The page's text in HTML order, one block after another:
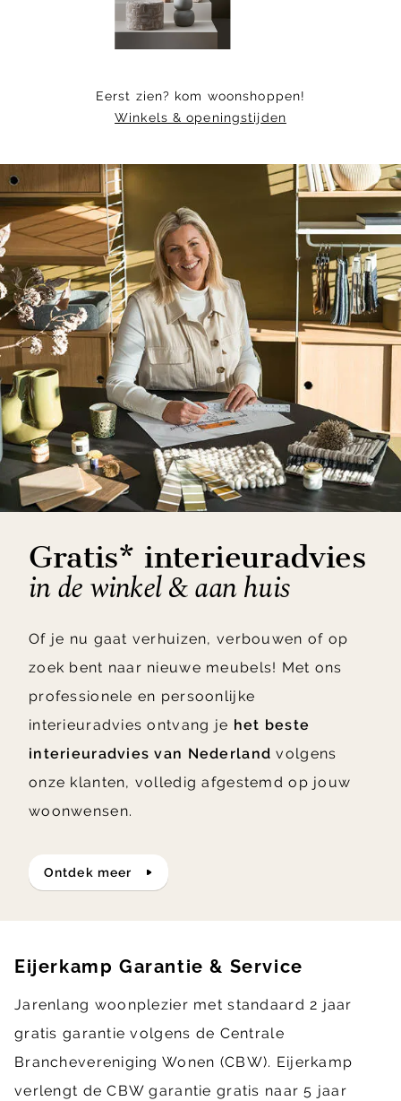
Eerst zien? kom woonshoppen!
Winkels & openingstijden
Gratis* interieuradvies
in de winkel & aan huis
Of je nu gaat verhuizen, verbouwen of op
zoek bent naar nieuwe meubels! Met ons
professionele en persoonlijke
interieuradvies ontvang je het beste
interieuradvies van Nederland volgens
onze klanten, volledig afgestemd op jouw
woonwensen.
ontdek meer
Eijerkamp Garantie & Service
Jarenlang woonplezier met standaard 2 jaar
gratis garantie volgens de Centrale
Branchevereniging Wonen (CBW). Eijerkamp
verlengt de CBW garantie gratis naar 5 jaar